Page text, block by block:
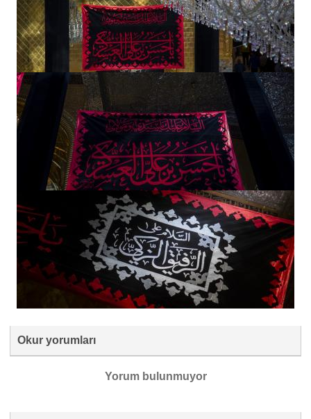
Okur yorumları
Yorum bulunmuyor